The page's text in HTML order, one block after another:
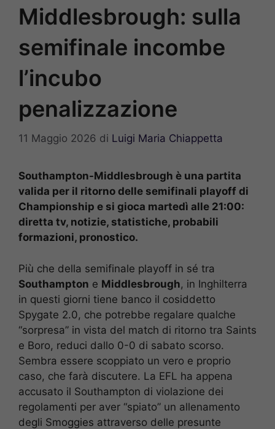
Middlesbrough: sulla
semifinale incombe
l’incubo
penalizzazione
11 Maggio 2026 di Luigi Maria Chiappetta
Southampton-Middlesbrough è una partita
valida per il ritorno delle semifinali playoff di
Championship e si gioca martedì alle 21:00:
diretta tv, notizie, statistiche, probabili
formazioni, pronostico.
Più che della semifinale playoff in sé tra
Southampton e Middlesbrough, in Inghilterra
in questi giorni tiene banco il cosiddetto
Spygate 2.0, che potrebbe regalare qualche
“sorpresa” in vista del match di ritorno tra Saints
e Boro, reduci dallo 0-0 di sabato scorso.
Sembra essere scoppiato un vero e proprio
caso, che farà discutere. La EFL ha appena
accusato il Southampton di violazione dei
regolamenti per aver “spiato” un allenamento
degli Smoggies attraverso delle presunte